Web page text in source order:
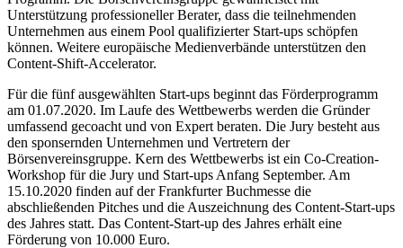
Unterstützung professioneller Berater, dass die teilnehmenden
Unternehmen aus einem Pool qualifizierter Start-ups schöpfen
können. Weitere europäische Medienverbände unterstützen den
Content-Shift-Accelerator.
Für die fünf ausgewählten Start-ups beginnt das Förderprogramm
am 01.07.2020. Im Laufe des Wettbewerbs werden die Gründer
umfassend gecoacht und von Expert beraten. Die Jury besteht aus
den sponsernden Unternehmen und Vertretern der
Börsenvereinsgruppe. Kern des Wettbewerbs ist ein Co-Creation-
Workshop für die Jury und Start-ups Anfang September. Am
15.10.2020 finden auf der Frankfurter Buchmesse die
abschließenden Pitches und die Auszeichnung des Content-Start-ups
des Jahres statt. Das Content-Start-up des Jahres erhält eine
Förderung von 10.000 Euro.